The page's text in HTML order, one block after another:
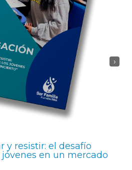
y resistir: el desafío
en un mercado
›